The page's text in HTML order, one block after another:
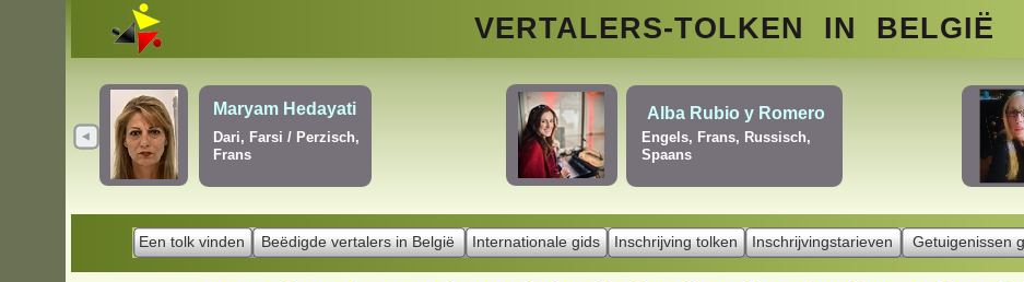
Vertaler tolk in België>Albanees-Frans
Een tolk vinden Beëdigde vertalers in België Internationale gids Inschrijving tolken Inschrijvingstarieven Getuigenissen
VERTALERS-TOLKEN IN BELGIË
H. P. Hoogewijs
Portugees
(Amazigh),
Vladislav Linkiavitchious
Engels, Frans, Russisch